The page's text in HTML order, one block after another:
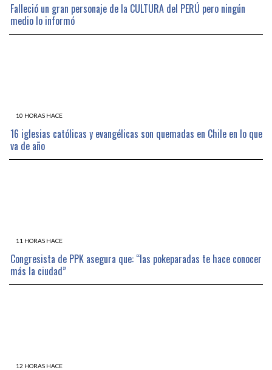
Falleció un gran personaje de la CULTURA del PERÚ pero ningún
medio lo informó
10 HORAS HACE
16 iglesias católicas y evangélicas son quemadas en Chile en lo que
va de año
11 HORAS HACE
Congresista de PPK asegura que: “las pokeparadas te hace conocer
más la ciudad”
12 HORAS HACE